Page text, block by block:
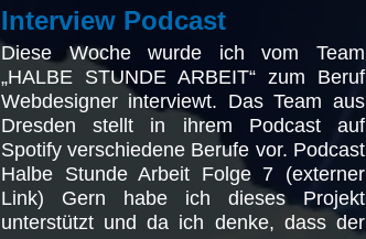
Interview Podcast
Diese Woche wurde ich vom Team
„HALBE STUNDE ARBEIT“ zum
Beruf Webdesigner interviewt. Das
Team aus Dresden stellt in ihrem
Podcast auf Spotify verschiedene
Berufe vor. Podcast Halbe Stunde
Arbeit Folge 7 (externer Link) Gern
habe ich dieses Projekt unterstützt